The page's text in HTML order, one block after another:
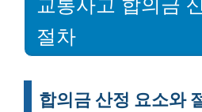
교통사고 합의금
절차
합의금 산정 요소와